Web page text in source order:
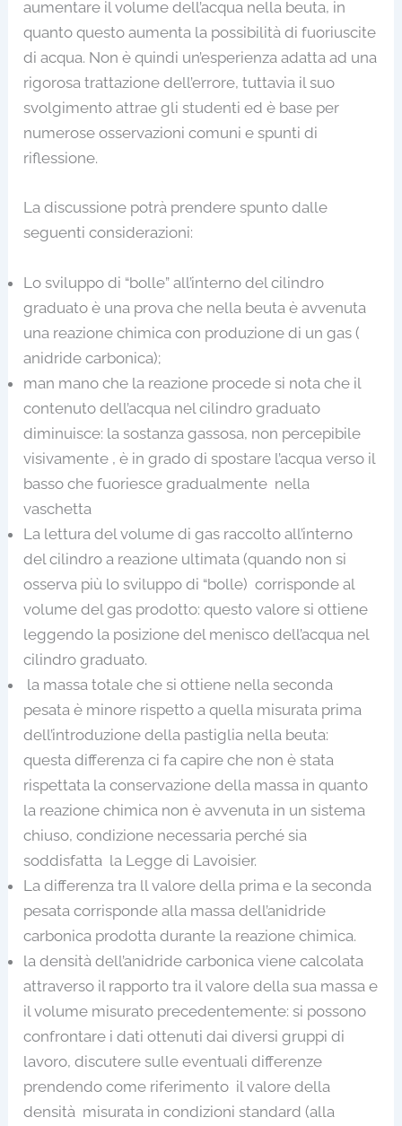
aumentare il volume dell’acqua nella beuta, in
quanto questo aumenta la possibilità di fuoriuscite
di acqua. Non è quindi un’esperienza adatta ad una
rigorosa trattazione dell’errore, tuttavia il suo
svolgimento attrae gli studenti ed è base per
numerose osservazioni comuni e spunti di
riflessione.
La discussione potrà prendere spunto dalle
seguenti considerazioni:
Lo sviluppo di “bolle” all’interno del cilindro
graduato è una prova che nella beuta è avvenuta
una reazione chimica con produzione di un gas (
anidride carbonica);
man mano che la reazione procede si nota che il
contenuto dell’acqua nel cilindro graduato
diminuisce: la sostanza gassosa, non percepibile
visivamente , è in grado di spostare l’acqua verso il
basso che fuoriesce gradualmente nella
vaschetta
La lettura del volume di gas raccolto all’interno
del cilindro a reazione ultimata (quando non si
osserva più lo sviluppo di “bolle) corrisponde al
volume del gas prodotto: questo valore si ottiene
leggendo la posizione del menisco dell’acqua nel
cilindro graduato.
la massa totale che si ottiene nella seconda
pesata è minore rispetto a quella misurata prima
dell’introduzione della pastiglia nella beuta:
questa differenza ci fa capire che non è stata
rispettata la conservazione della massa in quanto
la reazione chimica non è avvenuta in un sistema
chiuso, condizione necessaria perché sia
soddisfatta la Legge di Lavoisier.
La differenza tra ll valore della prima e la seconda
pesata corrisponde alla massa dell’anidride
carbonica prodotta durante la reazione chimica.
la densità dell’anidride carbonica viene calcolata
attraverso il rapporto tra il valore della sua massa e
il volume misurato precedentemente: si possono
confrontare i dati ottenuti dai diversi gruppi di
lavoro, discutere sulle eventuali differenze
prendendo come riferimento il valore della
densità misurata in condizioni standard (alla